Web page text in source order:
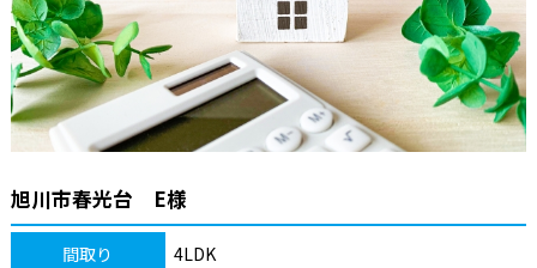
旭川市春光台 E様
間取り 4LDK